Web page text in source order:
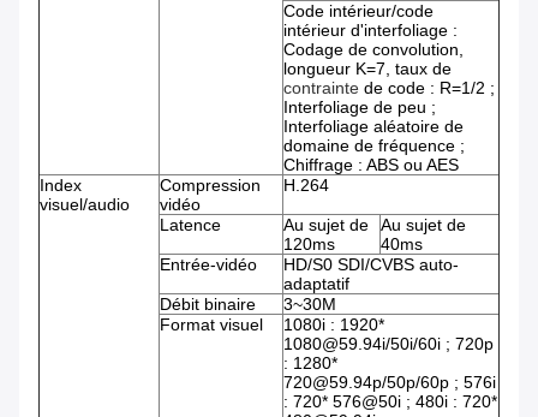
Code intérieur/code
intérieur d'interfoliage :
Codage de convolution,
longueur K=7, taux de
contrainte de code : R=1/2 ;
Interfoliage de peu ;
Interfoliage aléatoire de
domaine de fréquence ;
Chiffrage : ABS ou AES
Index
visuel/audio
Compression
vidéo
H.264
Latence
Au sujet de
120ms
Au sujet de
40ms
Entrée-vidéo
HD/S0 SDI/CVBS auto-
adaptatif
Débit binaire
3~30M
Format visuel
1080i : 1920*
1080@59.94i/50i/60i ; 720p
: 1280*
720@59.94p/50p/60p ; 576i
: 720* 576@50i ; 480i : 720*